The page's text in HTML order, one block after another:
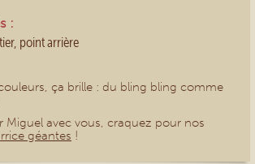
:
point arrière
ça brille : du bling bling comme
Miguel avec vous, craquez pour nos
géantes !